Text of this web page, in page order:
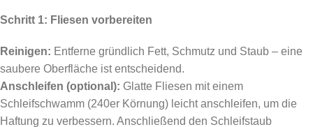
Schritt 1: Fliesen vorbereiten
Reinigen: Entferne gründlich Fett, Schmutz und Staub – eine
saubere Oberfläche ist entscheidend.
Anschleifen (optional): Glatte Fliesen mit einem
Schleifschwamm (240er Körnung) leicht anschleifen, um die
Haftung zu verbessern. Anschließend den Schleifstaub